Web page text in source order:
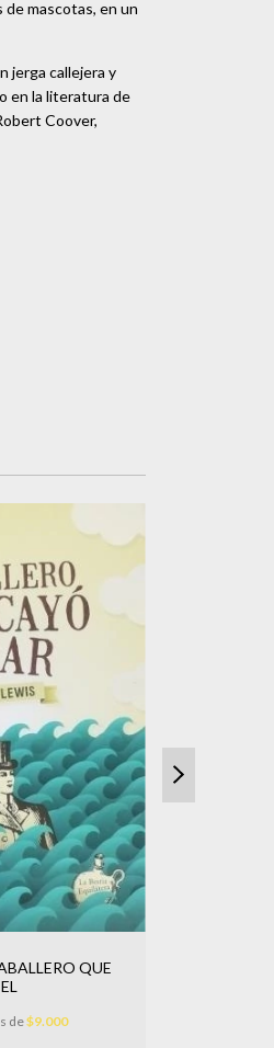
mascotas, en un
jerga callejera y
en la literatura de
Coover,
QUE
de$9.000